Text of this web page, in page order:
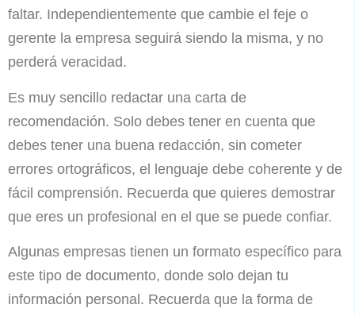
faltar. Independientemente que cambie el feje o
gerente la empresa seguirá siendo la misma, y no
perderá veracidad.
Es muy sencillo redactar una carta de
recomendación. Solo debes tener en cuenta que
debes tener una buena redacción, sin cometer
errores ortográficos, el lenguaje debe coherente y de
fácil comprensión. Recuerda que quieres demostrar
que eres un profesional en el que se puede confiar.
Algunas empresas tienen un formato específico para
este tipo de documento, donde solo dejan tu
información personal. Recuerda que la forma de